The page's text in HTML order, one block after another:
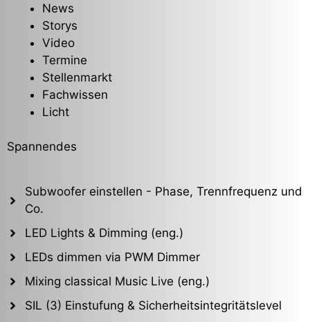
News
Storys
Video
Termine
Stellenmarkt
Fachwissen
Licht
Spannendes
Subwoofer einstellen - Phase, Trennfrequenz und
Co.
LED Lights & Dimming (eng.)
LEDs dimmen via PWM Dimmer
Mixing classical Music Live (eng.)
SIL (3) Einstufung & Sicherheitsintegritätslevel